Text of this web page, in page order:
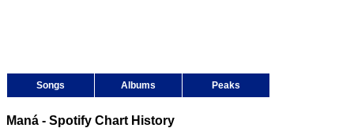
Songs Albums Peaks
Maná - Spotify Chart History